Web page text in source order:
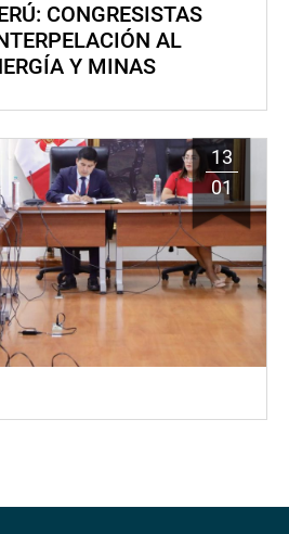
CONGRESISTAS
AL
Y MINAS
13
01